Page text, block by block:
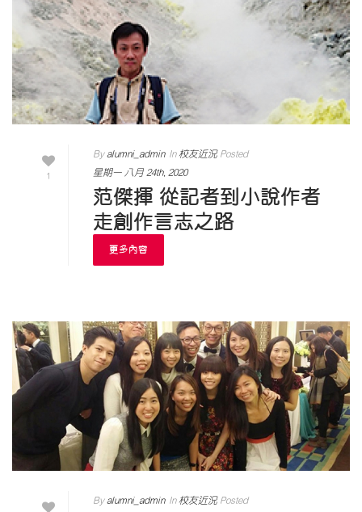
1
Byalumni_admin In校友近況Posted
星期一 八月 24th, 2020
范傑揮 從記者到小說作者
走創作言志之路
更多內容
Byalumni_admin In校友近況Posted